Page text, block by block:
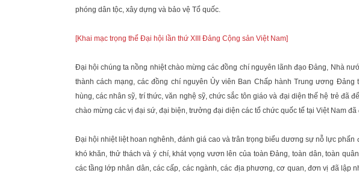
phóng dân tộc, xây dựng và bảo vệ Tổ quốc.
[Khai mạc trọng thể Đại hội lần thứ XIII Đảng Cộng sản Việt Nam]
Đại hội chúng ta nồng nhiệt chào mừng các đồng chí nguyên lãnh đạo Đảng, Nhà
thành cách mạng, các đồng chí nguyên Ủy viên Ban Chấp hành Trung ương Đảng
hùng, các nhân sỹ, trí thức, văn nghệ sỹ, chức sắc tôn giáo và đại diện thế hệ trẻ đã
chào mừng các vị đại sứ, đại biện, trưởng đại diện các tổ chức quốc tế tại Việt Nam
Đại hội nhiệt liệt hoan nghênh, đánh giá cao và trân trọng biểu dương sự nỗ lực
khó khăn, thử thách và ý chí, khát vọng vươn lên của toàn Đảng, toàn dân, toàn
các tầng lớp nhân dân, các cấp, các ngành, các địa phương, cơ quan, đơn vị đã lập